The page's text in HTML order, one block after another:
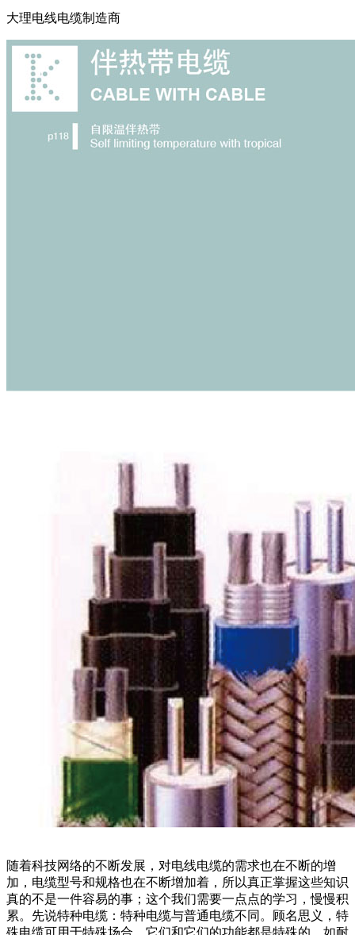
大理电线电缆制造商
随着科技网络的不断发展，对电线电缆的需求也在不断的增
加，电缆型号和规格也在不断增加着，所以真正掌握这些知识
真的不是一件容易的事；这个我们需要一点点的学习，慢慢积
累。先说特种电缆：特种电缆与普通电缆不同。顾名思义，特
殊电缆可用于特殊场合，它们和它们的功能都是特殊的，如耐